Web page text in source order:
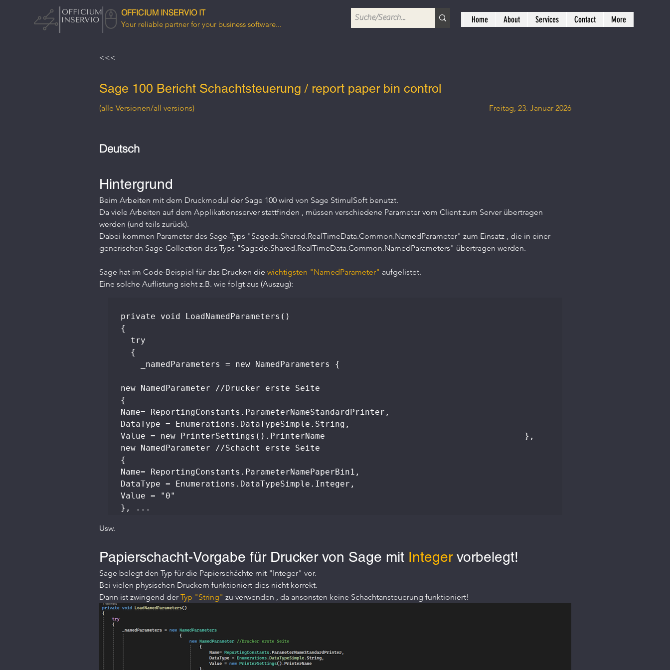
OFFICIUM INSERVIO IT
Your reliable partner for your business software... Home About Services Contact More
<<<
Sage 100 Bericht Schachtsteuerung / report paper bin control
(alle Versionen/all versions) Freitag, 23. Januar 2026
Deutsch
Hintergrund
Beim Arbeiten mit dem Druckmodul der Sage 100 wird von Sage StimulSoft benutzt.
Da viele Arbeiten auf dem Applikationsserver stattfinden , müssen verschiedene Parameter vom Client zum Server übertragen
werden (und teils zurück).
Dabei kommen Parameter des Sage-Typs "Sagede.Shared.RealTimeData.Common.NamedParameter" zum Einsatz , die in einer
generischen Sage-Collection des Typs "Sagede.Shared.RealTimeData.Common.NamedParameters" übertragen werden.
Sage hat im Code-Beispiel für das Drucken die wichtigsten "NamedParameter" aufgelistet.
Eine solche Auflistung sieht z.B. wie folgt aus (Auszug):
private void LoadNamedParameters()
{
new NamedParameter //Drucker erste Seite
{
Name= ReportingConstants.ParameterNameStandardPrinter,
DataType = Enumerations.DataTypeSimple.String,
Value = new PrinterSettings().PrinterName                                        },
new NamedParameter //Schacht erste Seite
{
Name= ReportingConstants.ParameterNamePaperBin1,
DataType = Enumerations.DataTypeSimple.Integer,
Value = "0"
}, ...
Usw.
Papierschacht-Vorgabe für Drucker von Sage mit Integer vorbelegt!
Sage belegt den Typ für die Papierschächte mit "Integer" vor.
Bei vielen physischen Druckern funktioniert dies nicht korrekt.
Dann ist zwingend der Typ "String" zu verwenden , da ansonsten keine Schachtansteuerung funktioniert!